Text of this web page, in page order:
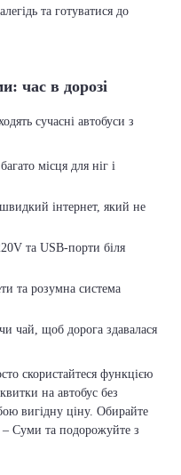
та готуватися до
час в дорозі
сучасні автобуси з
місця для ніг і
інтернет, який не
та USB-порти біля
та розумна система
чай, щоб дорога здавалася
скористайтеся функцією
на автобус без
вигідну ціну. Обирайте
– Суми та подорожуйте з